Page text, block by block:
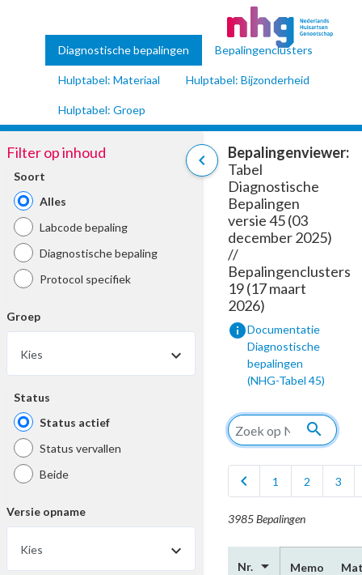
Diagnostische bepalingen Bepalingenclusters
Hulptabel: Materiaal Hulptabel: Bijzonderheid
Hulptabel: Groep
chevron_left
Filter op inhoud
Soort
Alles
Labcode bepaling
Diagnostische bepaling
Protocol specifiek
Groep
Kies
Status
Status actief
Status vervallen
Beide
Versie opname
Kies
Bepalingenviewer:
Tabel
Diagnostische
Bepalingen
versie 45 (03
december 2025)
//
Bepalingenclusters
19 (17 maart
2026)
infoDocumentatie
Diagnostische
bepalingen
(NHG-Tabel 45)
search
chevron_left 1 2 3
3985 Bepalingen
Nr. arrow_drop_down Memo